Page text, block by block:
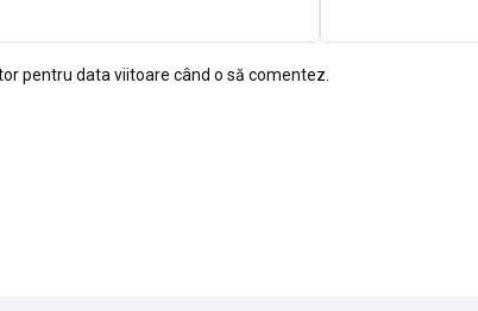
pentru data viitoare când o să comentez.